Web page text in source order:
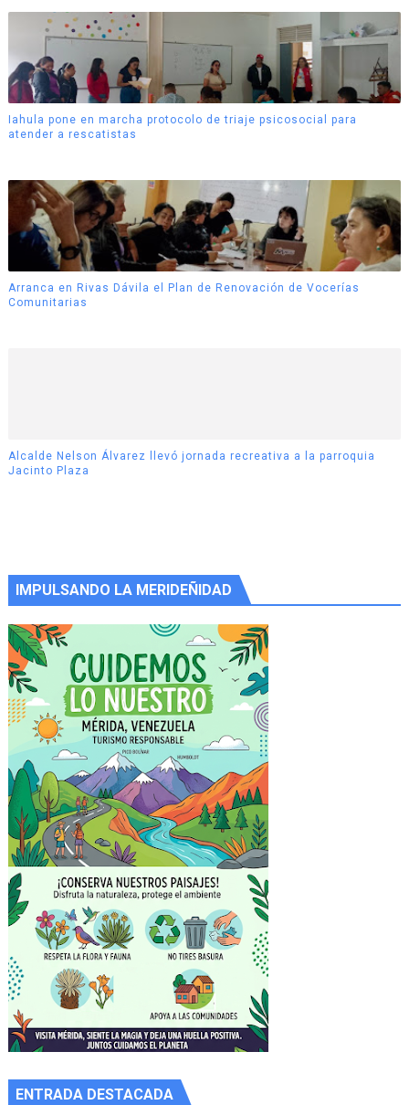
Iahula pone en marcha protocolo de triaje psicosocial para
atender a rescatistas
Arranca en Rivas Dávila el Plan de Renovación de Vocerías
Comunitarias
Alcalde Nelson Álvarez llevó jornada recreativa a la parroquia
Jacinto Plaza
IMPULSANDO LA MERIDEÑIDAD
ENTRADA DESTACADA